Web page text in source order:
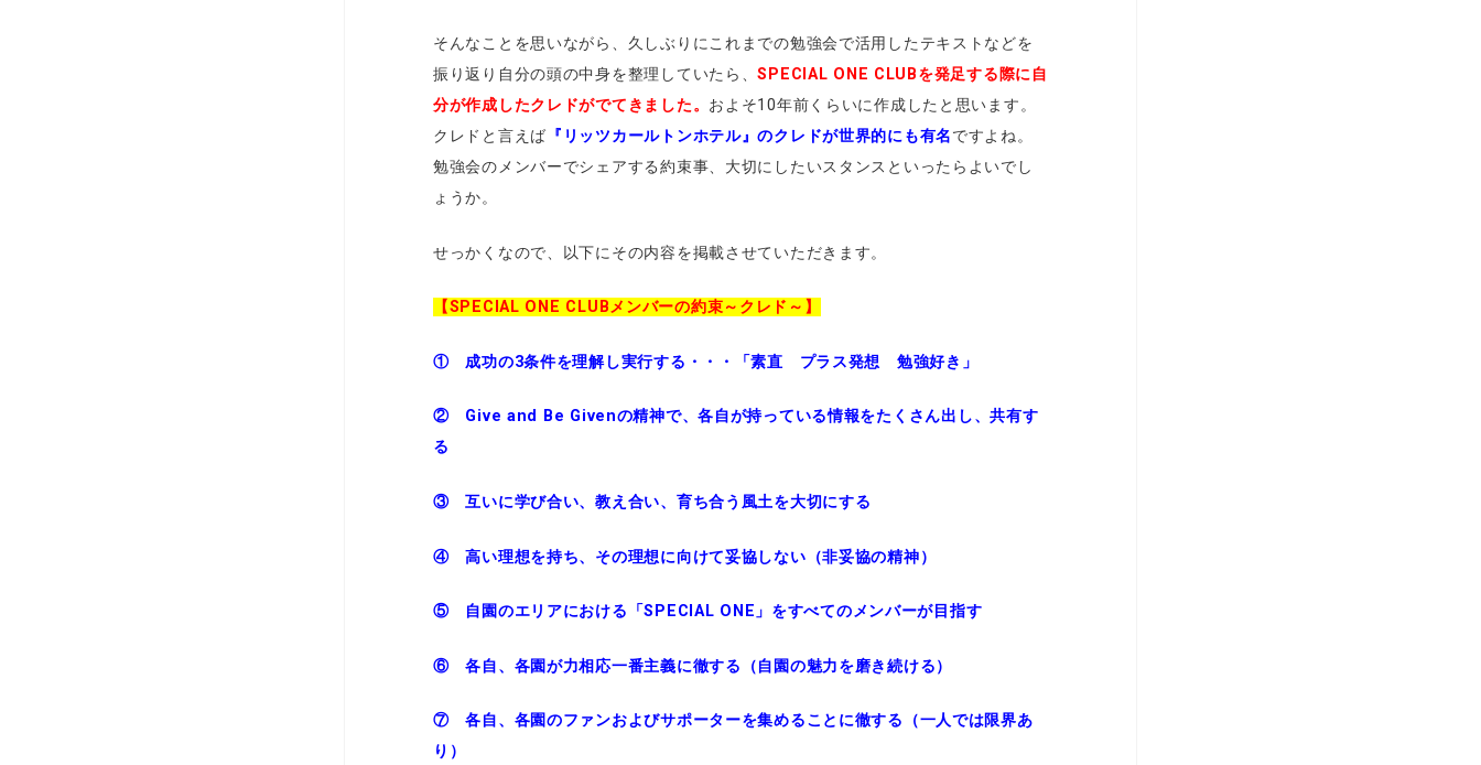
そんなことを思いながら、久しぶりにこれまでの勉強会で活用したテキストなどを
振り返り自分の頭の中身を整理していたら、SPECIAL ONE CLUBを発足する際に自
分が作成したクレドがでてきました。 およそ10年前くらいに作成したと思います。
クレドと言えば 『リッツカールトンホテル』のクレドが世界的にも有名ですよね。
勉強会のメンバーでシェアする約束事、大切にしたいスタンスといったらよいでし
ょうか。
せっかくなので、以下にその内容を掲載させていただきます。
【SPECIAL ONE CLUBメンバーの約束～クレド～】
① 成功の3条件を理解し実行する・・・「素直 プラス発想 勉強好き」
② Give and Be Givenの精神で、各自が持っている情報をたくさん出し、共有す
る
③ 互いに学び合い、教え合い、育ち合う風土を大切にする
④ 高い理想を持ち、その理想に向けて妥協しない（非妥協の精神）
⑤ 自園のエリアにおける「SPECIAL ONE」をすべてのメンバーが目指す
⑥ 各自、各園が力相応一番主義に徹する（自園の魅力を磨き続ける）
⑦ 各自、各園のファンおよびサポーターを集めることに徹する（一人では限界あ
り）